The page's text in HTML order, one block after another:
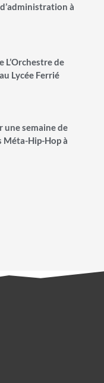
à
de
Lycée Ferrié
une semaine de
Méta-Hip-Hop à